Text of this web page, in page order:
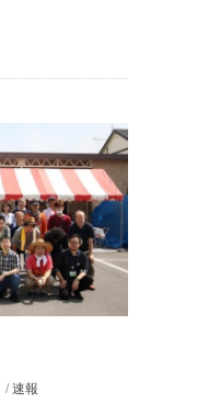
/ 速報